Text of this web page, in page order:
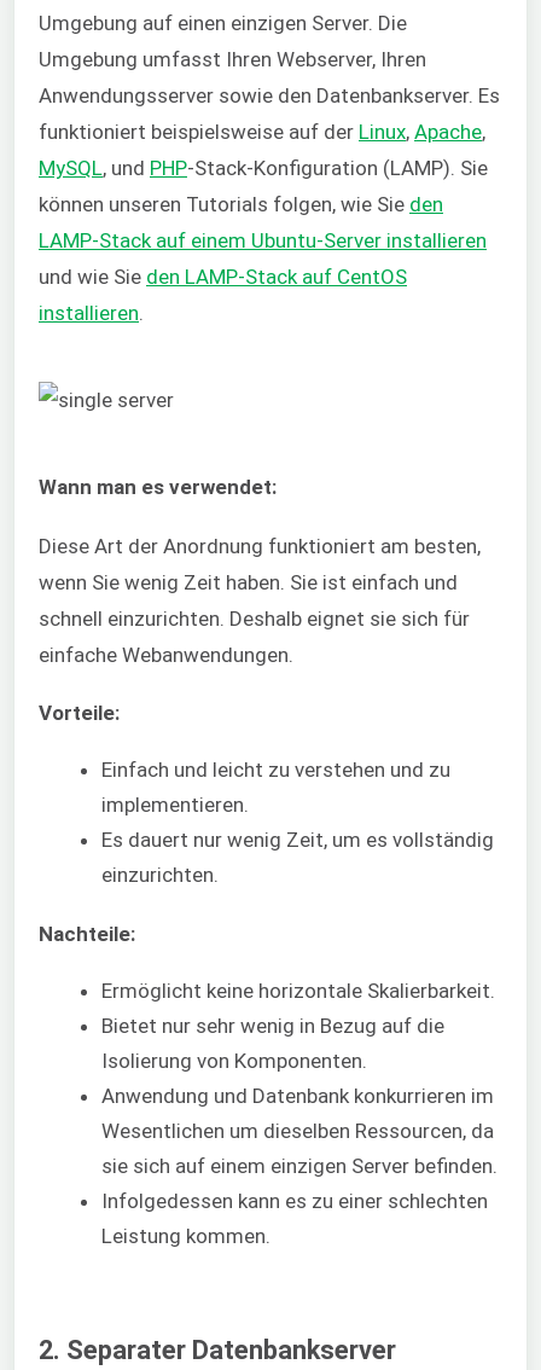
Umgebung auf einen einzigen Server. Die
Umgebung umfasst Ihren Webserver, Ihren
Anwendungsserver sowie den Datenbankserver. Es
funktioniert beispielsweise auf der Linux, Apache,
MySQL, und PHP-Stack-Konfiguration (LAMP). Sie
können unseren Tutorials folgen, wie Sie den
LAMP-Stack auf einem Ubuntu-Server installieren
und wie Sie den LAMP-Stack auf CentOS
installieren
Wann man es verwendet:
Diese Art der Anordnung funktioniert am besten,
wenn Sie wenig Zeit haben. Sie ist einfach und
schnell einzurichten. Deshalb eignet sie sich für
einfache Webanwendungen.
Vorteile:
Einfach und leicht zu verstehen und zu
implementieren.
Es dauert nur wenig Zeit, um es vollständig
einzurichten.
Nachteile:
Ermöglicht keine horizontale Skalierbarkeit.
Bietet nur sehr wenig in Bezug auf die
Isolierung von Komponenten.
Anwendung und Datenbank konkurrieren im
Wesentlichen um dieselben Ressourcen, da
sie sich auf einem einzigen Server befinden.
Infolgedessen kann es zu einer schlechten
Leistung kommen.
2. Separater Datenbankserver